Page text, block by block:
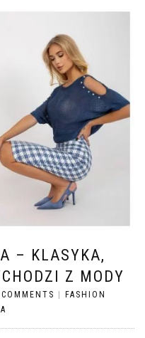
– KLASYKA,
Z MODY
| FASHION